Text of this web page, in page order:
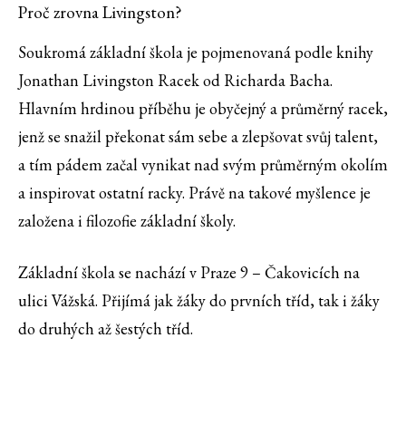
Proč zrovna Livingston?
Soukromá základní škola je pojmenovaná podle knihy
Jonathan Livingston Racek od Richarda Bacha.
Hlavním hrdinou příběhu je obyčejný a průměrný racek,
jenž se snažil překonat sám sebe a zlepšovat svůj talent,
a tím pádem začal vynikat nad svým průměrným okolím
a inspirovat ostatní racky. Právě na takové myšlence je
založena i filozofie základní školy.
Základní škola se nachází v Praze 9 – Čakovicích na
ulici Vážská. Přijímá jak žáky do prvních tříd, tak i žáky
do druhých až šestých tříd.